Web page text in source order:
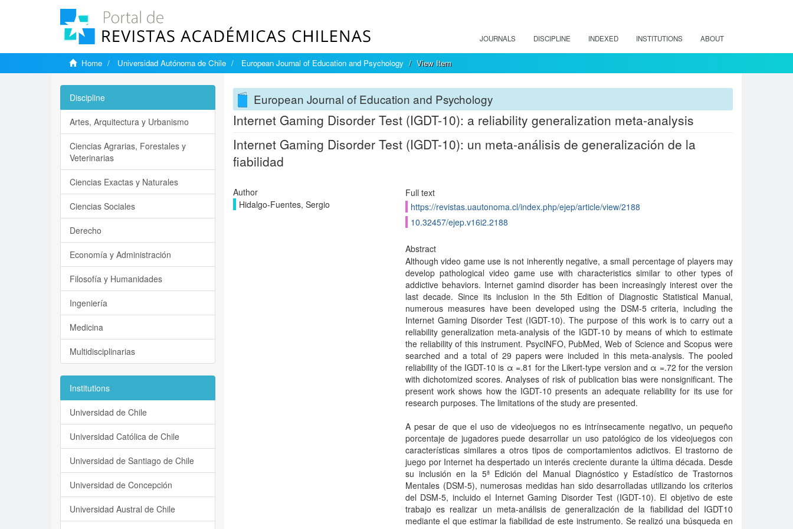
JOURNALS DISCIPLINE INDEXED INSTITUTIONS ABOUT
Home Universidad Autónoma de Chile European Journal of Education and Psychology View Item
European Journal of Education and Psychology
Internet Gaming Disorder Test (IGDT-10): a reliability generalization meta-analysis
Internet Gaming Disorder Test (IGDT-10): un meta-análisis de generalización de la
fiabilidad
Author
Hidalgo-Fuentes, Sergio
Full text
https://revistas.uautonoma.cl/index.php/ejep/article/view/2188
10.32457/ejep.v16i2.2188
Abstract
Although video game use is not inherently negative, a small percentage of players may
develop pathological video game use with characteristics similar to other types of
addictive behaviors. Internet gamind disorder has been increasingly interest over the
last decade. Since its inclusion in the 5th Edition of Diagnostic Statistical Manual,
numerous measures have been developed using the DSM-5 criteria, including the
Internet Gaming Disorder Test (IGDT-10). The purpose of this work is to carry out a
reliability generalization meta-analysis of the IGDT-10 by means of which to estimate
the reliability of this instrument. PsycINFO, PubMed, Web of Science and Scopus were
searched and a total of 29 papers were included in this meta-analysis. The pooled
reliability of the IGDT-10 is α =.81 for the Likert-type version and α =.72 for the version
with dichotomized scores. Analyses of risk of publication bias were nonsignificant. The
present work shows how the IGDT-10 presents an adequate reliability for its use for
research purposes. The limitations of the study are presented.
A pesar de que el uso de videojuegos no es intrínsecamente negativo, un pequeño
porcentaje de jugadores puede desarrollar un uso patológico de los videojuegos con
características similares a otros tipos de comportamientos adictivos. El trastorno de
juego por Internet ha despertado un interés creciente durante la última década. Desde
su inclusión en la 5ª Edición del Manual Diagnóstico y Estadístico de Trastornos
Mentales (DSM-5), numerosas medidas han sido desarrolladas utilizando los criterios
del DSM-5, incluido el Internet Gaming Disorder Test (IGDT-10). El objetivo de este
trabajo es realizar un meta-análisis de generalización de la fiabilidad del IGDT10
mediante el que estimar la fiabilidad de este instrumento. Se realizó una búsqueda en
Discipline
Artes, Arquitectura y Urbanismo
Ciencias Agrarias, Forestales y
Veterinarias
Ciencias Exactas y Naturales
Ciencias Sociales
Derecho
Economía y Administración
Filosofía y Humanidades
Ingeniería
Medicina
Multidisciplinarias
Institutions
Universidad de Chile
Universidad Católica de Chile
Universidad de Santiago de Chile
Universidad de Concepción
Universidad Austral de Chile